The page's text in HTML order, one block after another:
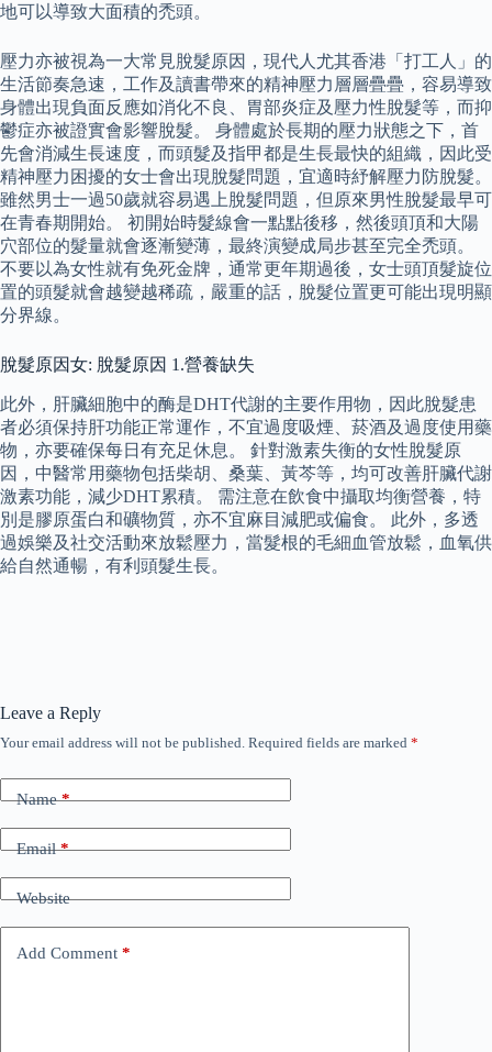
地可以導致大面積的禿頭。
壓力亦被視為一大常見脫髮原因，現代人尤其香港「打工人」的
生活節奏急速，工作及讀書帶來的精神壓力層層疊疊，容易導致
身體出現負面反應如消化不良、胃部炎症及壓力性脫髮等，而抑
鬱症亦被證實會影響脫髮。 身體處於長期的壓力狀態之下，首
先會消減生長速度，而頭髮及指甲都是生長最快的組織，因此受
精神壓力困擾的女士會出現脫髮問題，宜適時紓解壓力防脫髮。
雖然男士一過50歲就容易遇上脫髮問題，但原來男性脫髮最早可
在青春期開始。 初開始時髮線會一點點後移，然後頭頂和大陽
穴部位的髮量就會逐漸變薄，最終演變成局步甚至完全禿頭。
不要以為女性就有免死金牌，通常更年期過後，女士頭頂髮旋位
置的頭髮就會越變越稀疏，嚴重的話，脫髮位置更可能出現明顯
分界線。
脫髮原因女: 脫髮原因 1.營養缺失
此外，肝臟細胞中的酶是DHT代謝的主要作用物，因此脫髮患
者必須保持肝功能正常運作，不宜過度吸煙、菸酒及過度使用藥
物，亦要確保每日有充足休息。 針對激素失衡的女性脫髮原
因，中醫常用藥物包括柴胡、桑葉、黃芩等，均可改善肝臟代謝
激素功能，減少DHT累積。 需注意在飲食中攝取均衡營養，特
別是膠原蛋白和礦物質，亦不宜麻目減肥或偏食。 此外，多透
過娛樂及社交活動來放鬆壓力，當髮根的毛細血管放鬆，血氧供
給自然通暢，有利頭髮生長。
Leave a Reply
Your email address will not be published. Required fields are marked *
Name*
Email*
Website
Add Comment *